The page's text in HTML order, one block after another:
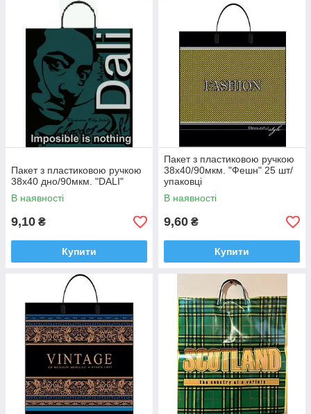
Пакет з пластиковою ручкою
38х40 дно/90мкм. "DALI"
В наявності
9,10 ₴
Купити
Пакет з пластиковою ручкою
38х40/90мкм. "Фешн" 25 шт/
упаковці
В наявності
9,60 ₴
Купити